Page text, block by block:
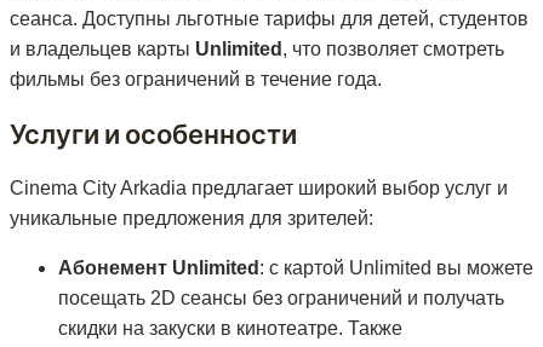
сеанса. Доступны льготные тарифы для детей, студентов
и владельцев карты Unlimited , что позволяет смотреть
фильмы без ограничений в течение года.
Услуги и особенности
Cinema City Arkadia предлагает широкий выбор услуг и
уникальные предложения для зрителей:
Абонемент Unlimited : с картой Unlimited вы можете
посещать 2D сеансы без ограничений и получать
скидки на закуски в кинотеатре. Также